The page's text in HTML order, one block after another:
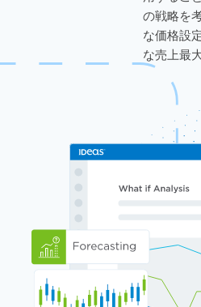
の戦略を
な価格設
な売上最